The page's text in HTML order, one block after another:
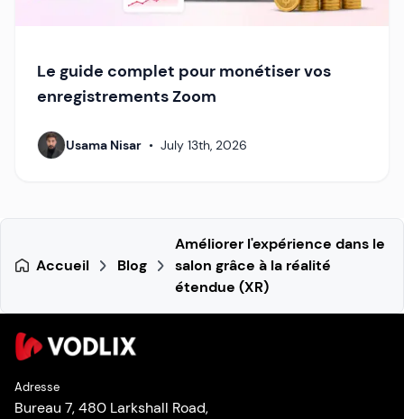
Le guide complet pour monétiser vos
enregistrements Zoom
Usama Nisar • July 13th, 2026
Accueil Blog
Améliorer l'expérience dans le
salon grâce à la réalité
étendue (XR)
Adresse
Bureau 7, 480 Larkshall Road,